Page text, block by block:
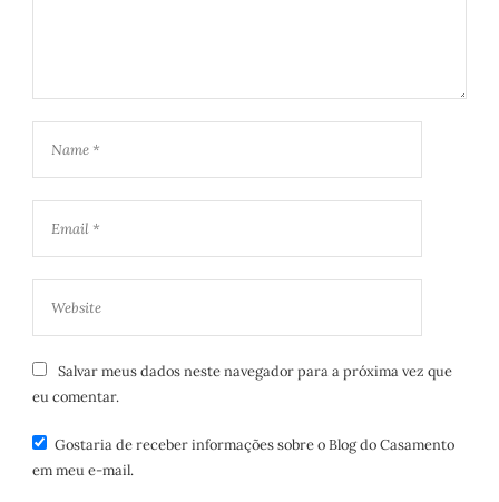
Salvar meus dados neste navegador para a próxima vez que
eu comentar.
Gostaria de receber informações sobre o Blog do Casamento
em meu e-mail.